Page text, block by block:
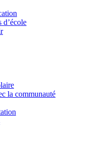
d’école
la communauté